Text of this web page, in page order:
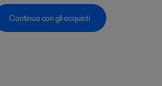
Continua con gli acquisti